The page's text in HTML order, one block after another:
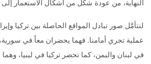
النهاية، من عودة شكل من أشكال الاستعمار إلى
لنتأمَّل صور تبادل المواقع الحاصلة بين تركيا
عملية تجري أمامنا. فهما يحضران معاً في
في لبنان واليمن، كما تحضر تركيا في ليبيا،